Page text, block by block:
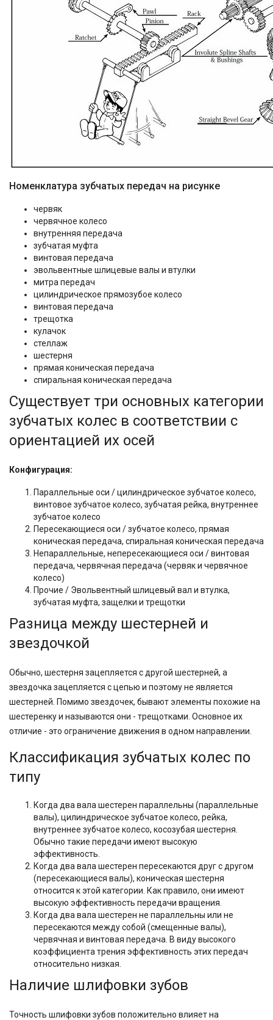
Номенклатура зубчатых передач на рисунке
червяк
червячное колесо
внутренняя передача
зубчатая муфта
винтовая передача
эвольвентные шлицевые валы и втулки
митра передач
цилиндрическое прямозубое колесо
винтовая передача
трещотка
кулачок
стеллаж
шестерня
прямая коническая передача
спиральная коническая передача
Существует три основных категории
зубчатых колес в соответствии с
ориентацией их осей
Конфигурация:
Параллельные оси / цилиндрическое зубчатое колесо,
винтовое зубчатое колесо, зубчатая рейка, внутреннее
зубчатое колесо
Пересекающиеся оси / зубчатое колесо, прямая
коническая передача, спиральная коническая передача
Непараллельные, непересекающиеся оси / винтовая
передача, червячная передача (червяк и червячное
колесо)
Прочие / Эвольвентный шлицевый вал и втулка,
зубчатая муфта, защелки и трещотки
Разница между шестерней и
звездочкой
Обычно, шестерня зацепляется с другой шестерней, а
звездочка зацепляется с цепью и поэтому не является
шестерней. Помимо звездочек, бывают элементы похожие на
шестеренку и называются они - трещотками. Основное их
отличие - это ограничение движения в одном направлении.
Классификация зубчатых колес по
типу
Когда два вала шестерен параллельны (параллельные
валы), цилиндрическое зубчатое колесо, рейка,
внутреннее зубчатое колесо, косозубая шестерня.
Обычно такие передачи имеют высокую
эффективность.
Когда два вала шестерен пересекаются друг с другом
(пересекающиеся валы), коническая шестерня
относится к этой категории. Как правило, они имеют
высокую эффективность передачи вращения.
Когда два вала шестерен не параллельны или не
пересекаются между собой (смещенные валы),
червячная и винтовая передача. В виду высокого
коэффициента трения эффективность этих передач
относительно низкая.
Наличие шлифовки зубов
Точность шлифовки зубов положительно влияет на